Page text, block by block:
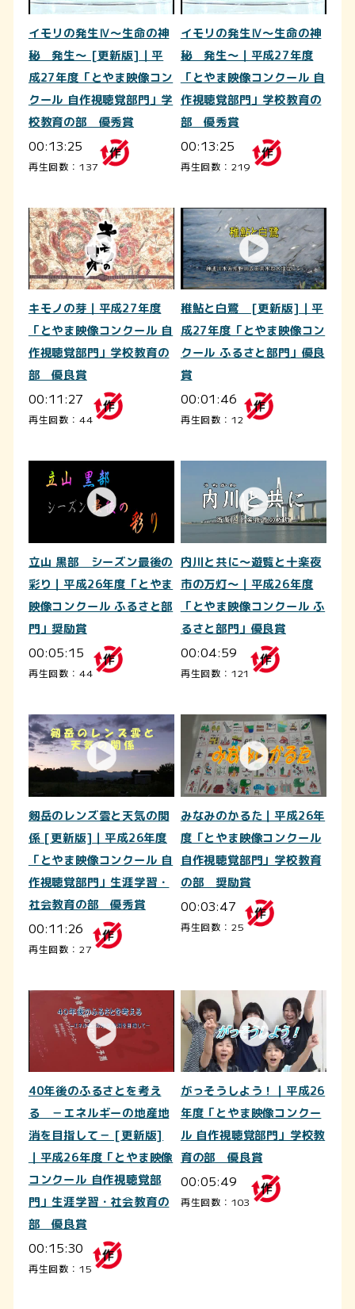
イモリの発生Ⅳ～生命の神
秘 発生～ [更新版]｜平
成27年度「とやま映像コン
クール 自作視聴覚部門」学
校教育の部 優秀賞
00:13:25
再生回数：137
イモリの発生Ⅳ～生命の神
秘 発生～｜平成27年度
「とやま映像コンクール 自
作視聴覚部門」学校教育の
部 優秀賞
00:13:25
再生回数：219
キモノの芽｜平成27年度
「とやま映像コンクール 自
作視聴覚部門」学校教育の
部 優良賞
00:11:27
再生回数：44
稚鮎と白鷺 [更新版]｜平
成27年度「とやま映像コン
クール ふるさと部門」優良
賞
00:01:46
再生回数：12
立山 黒部 シーズン最後の
彩り｜平成26年度「とやま
映像コンクール ふるさと部
門」奨励賞
00:05:15
再生回数：44
内川と共に～遊覧と十楽夜
市の万灯～｜平成26年度
「とやま映像コンクール ふ
るさと部門」優良賞
00:04:59
再生回数：121
剱岳のレンズ雲と天気の関
係 [更新版]｜平成26年度
「とやま映像コンクール 自
作視聴覚部門」生涯学習・
社会教育の部 優秀賞
00:11:26
再生回数：27
みなみのかるた｜平成26年
度「とやま映像コンクール
自作視聴覚部門」学校教育
の部 奨励賞
00:03:47
再生回数：25
40年後のふるさとを考え
る －エネルギーの地産地
消を目指して－ [更新版]
｜平成26年度「とやま映像
コンクール 自作視聴覚部
門」生涯学習・社会教育の
部 優良賞
00:15:30
再生回数：15
がっそうしよう！｜平成26
年度「とやま映像コンクー
ル 自作視聴覚部門」学校教
育の部 優良賞
00:05:49
再生回数：103